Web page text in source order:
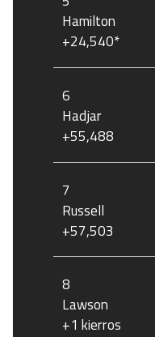
Hamilton
+24,540*
6
Hadjar
+55,488
7
Russell
+57,503
8
Lawson
+1 kierros